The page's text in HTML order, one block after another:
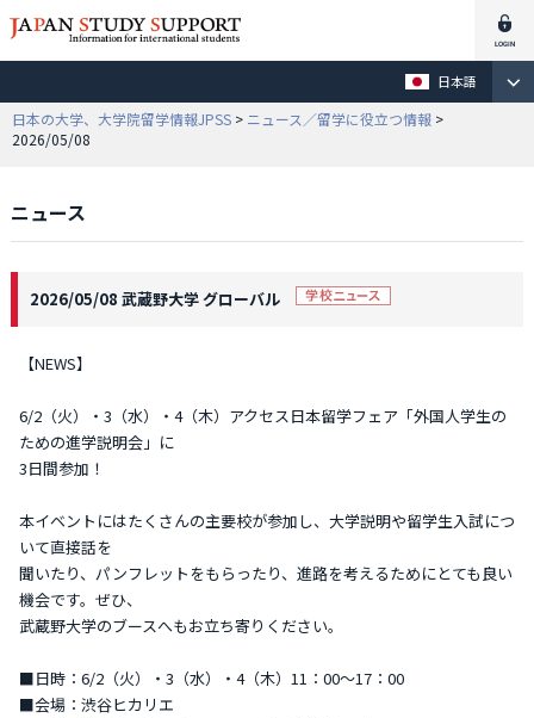
日本語
日本の大学、大学院留学情報JPSS > ニュース／留学に役立つ情報 >
2026/05/08
ニュース
2026/05/08 武蔵野大学 グローバル
【NEWS】
6/2（火）・3（水）・4（木）アクセス日本留学フェア「外国人学生の
ための進学説明会」に
3日間参加！
本イベントにはたくさんの主要校が参加し、大学説明や留学生入試につ
いて直接話を
聞いたり、パンフレットをもらったり、進路を考えるためにとても良い
機会です。ぜひ、
武蔵野大学のブースへもお立ち寄りください。
■日時：6/2（火）・3（水）・4（木）11：00～17：00
■会場：渋谷ヒカリエ